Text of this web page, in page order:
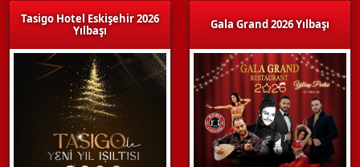
Tasigo Hotel Eskişehir 2026
Yılbaşı
Gala Grand 2026 Yılbaşı